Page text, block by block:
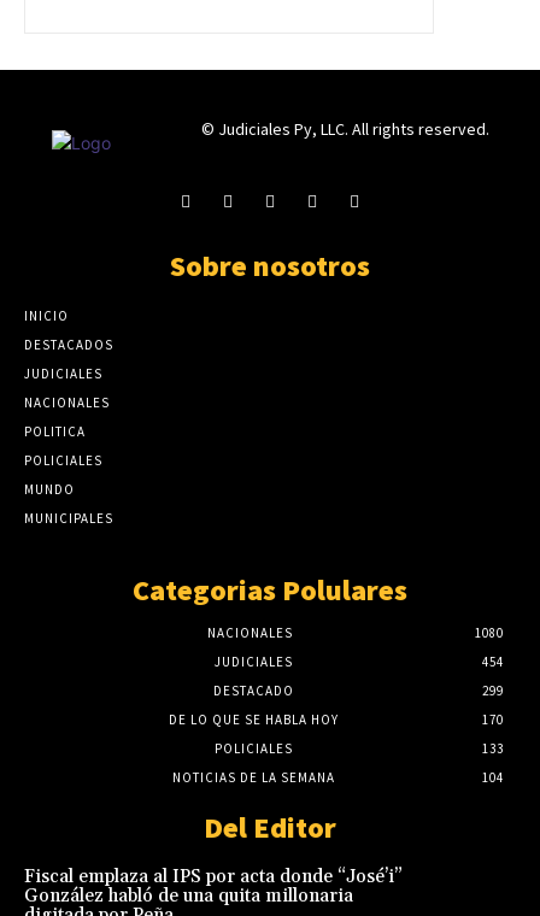
© Judiciales Py, LLC. All rights reserved.
Sobre nosotros
INICIO
DESTACADOS
JUDICIALES
NACIONALES
POLITICA
POLICIALES
MUNDO
MUNICIPALES
Categorias Polulares
NACIONALES
1080
JUDICIALES
454
DESTACADO
299
DE LO QUE SE HABLA HOY
170
POLICIALES
133
NOTICIAS DE LA SEMANA
104
Del Editor
Fiscal emplaza al IPS por acta donde “José’i”
González habló de una quita millonaria